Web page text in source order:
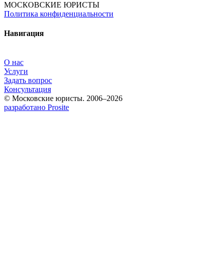
МОСКОВСКИЕ ЮРИСТЫ
Политика конфиденциальности
Навигация
О нас
Услуги
Задать вопрос
Консультация
© Московские юристы. 2006–2026
разработано Prosite